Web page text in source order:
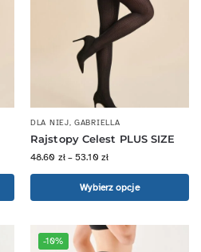
DLA NIEJ,GABRIELLA
Rajstopy Celest PLUS SIZE
48.60 zł – 53.10 zł
Wybierz opcje
-10%